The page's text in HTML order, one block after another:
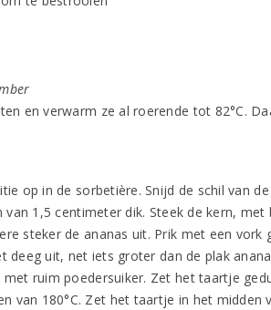
en verwarm ze al roerende tot 82°C.
op in de sorbetière. Snijd de schil van
van 1,5 centimeter dik. Steek de kern,
steker de ananas uit. Prik met een vork
deeg uit, net iets groter dan de plak
ruim poedersuiker. Zet het taartje
van 180°C. Zet het taartje in het midden